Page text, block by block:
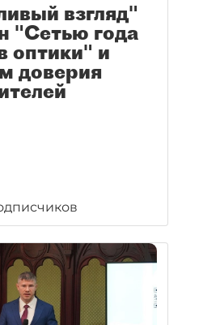
взгляд"
"Сетью года
оптики" и
доверия